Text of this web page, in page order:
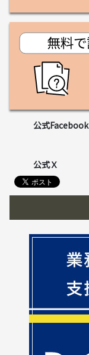
公式Facebook
公式Ｘ